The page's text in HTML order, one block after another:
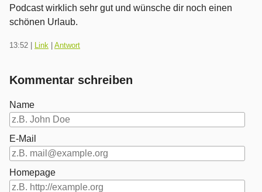
Podcast wirklich sehr gut und wünsche dir noch einen
schönen Urlaub.
13:52 Link Antwort
Kommentar schreiben
Name
E-Mail
Homepage